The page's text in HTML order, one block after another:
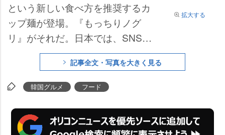
拡大する
という新しい食べ方を推奨するカ
ップ麺が登場。『もっちりノグ
リ』がそれだ。日本では、SNSで
「『どん兵衛』を電子レンジで温
めると麺がもちもちになる」と話
題になったが、日本のカップ麺は
め、「中身を耐熱容器に移す」の
が絶対条件。なぜ、韓国では、電
記事全文・写真を大きく見る
韓国グルメ フード